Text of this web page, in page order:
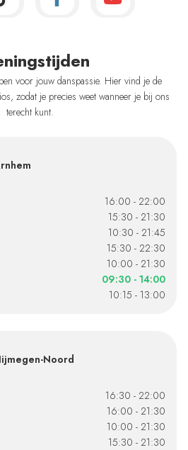
voor jouw danspassie. Hier vind je de
zodat je precies weet wanneer je bij ons
terecht kunt.
16:00 - 22:00
15:30 - 21:30
10:30 - 21:45
15:30 - 22:30
10:00 - 21:30
09:30 - 14:00
10:15 - 13:00
Noord
16:30 - 22:00
16:00 - 21:30
10:00 - 21:30
15:30 - 21:30